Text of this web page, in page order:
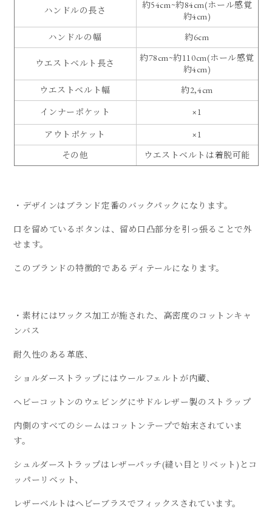
ハンドルの長さ
約54cm~約84cm(ホール感覚
約4cm)
ハンドルの幅
約6cm
ウエストベルト長さ
約78cm~約110cm(ホール感覚
約4cm)
ウエストベルト幅
約2,4cm
インナーポケット
×1
アウトポケット
×1
その他
ウエストベルトは着脱可能
・デザインはブランド定番のバックパックになります。
口を留めているボタンは、留め口凸部分を引っ張ることで外
せます。
このブランドの特徴的であるディテールになります。
・素材にはワックス加工が施された、高密度のコットンキャ
ンバス
耐久性のある革底、
ショルダーストラップにはウールフェルトが内蔵、
ヘビーコットンのウェビングにサドルレザー製のストラップ
内側のすべてのシームはコットンテープで始末されていま
す。
シュルダーストラップはレザーパッチ(縫い目とリベット)とコ
ッパーリベット、
レザーベルトはヘビーブラスでフィックスされています。